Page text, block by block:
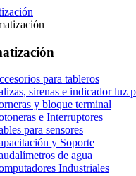
para tableros
sirenas e indicador luz
y bloque terminal
e Interruptores
para sensores
y Soporte
de agua
Industriales